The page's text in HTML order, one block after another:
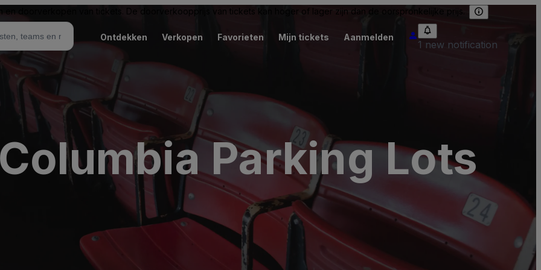
doorverkopen van tickets. De doorverkoopprijs van tickets kan hoger of lager zijn dan de oorspronkelijke prijs.
Ontdekken Verkopen Favorieten Mijn tickets Aanmelden
1 new notification
Parking Lots